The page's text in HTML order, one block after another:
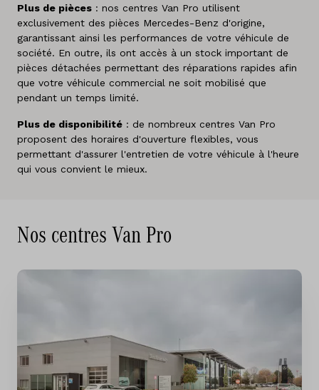
Plus de pièces : nos centres Van Pro utilisent
exclusivement des pièces Mercedes-Benz d'origine,
garantissant ainsi les performances de votre véhicule de
société. En outre, ils ont accès à un stock important de
pièces détachées permettant des réparations rapides afin
que votre véhicule commercial ne soit mobilisé que
pendant un temps limité.
Plus de disponibilité : de nombreux centres Van Pro
proposent des horaires d'ouverture flexibles, vous
permettant d'assurer l'entretien de votre véhicule à l'heure
qui vous convient le mieux.
Nos centres Van Pro